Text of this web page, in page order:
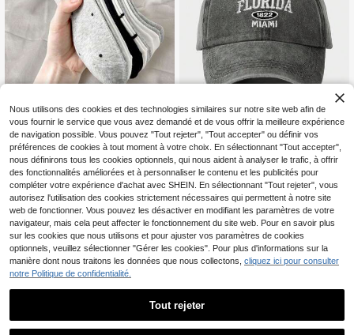
Dazy
DAZY 5 paires de chaussettes de c
heville femme mignonnes et respira
ntes avec motif rayé, nœud, pois. C
haussettes invisibles, chaussettes ,
chaussettes blanches, chaussettes
noires, convenant pour un port casu
al quotidien, au printemps/été/auto
mne/hiver
#1 BEST-SELLERS
de Floral Chaussettes pour femmes
200+ vendus
5
25% DE RÉDUCTION
1 pièce Casquette de baseball fem
me brodée "FLORIDA 1822 MIAMI", l
avée, réglable. Chapeau de soleil p
our l'extérieur, adapté pour le printe
mps, l'automne, les voyages, la plag
e, les vacances. Convient aux hom
mes, style Y2K, Halloween, été, vac
ances, festival
CA$4.65 -25% Dernier jour
Nous utilisons des cookies et des technologies similaires sur notre site web afin de
vous fournir le service que vous avez demandé et de vous offrir la meilleure expérience
de navigation possible. Vous pouvez "Tout rejeter", "Tout accepter" ou définir vos
préférences de cookies à tout moment à votre choix. En sélectionnant "Tout accepter",
nous définirons tous les cookies optionnels, qui nous aident à analyser le trafic, à offrir
des fonctionnalités améliorées et à personnaliser le contenu et les publicités pour
compléter votre expérience d'achat avec SHEIN. En sélectionnant "Tout rejeter", vous
autorisez l'utilisation des cookies strictement nécessaires qui permettent à notre site
web de fonctionner. Vous pouvez les désactiver en modifiant les paramètres de votre
navigateur, mais cela peut affecter le fonctionnement du site web. Pour en savoir plus
sur les cookies que nous utilisons et pour ajuster vos paramètres de cookies
optionnels, veuillez sélectionner "Gérer les cookies". Pour plus d'informations sur la
manière dont nous traitons les données que nous collectons, cliquez ici pour consulter
notre Politique de confidentialité.
Tout rejeter